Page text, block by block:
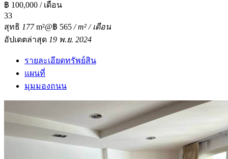
฿ 100,000 / เดือน
33
สุทธิ 177m²@฿ 565 / m² / เดือน
อัปเดตล่าสุด 19 พ.ย. 2024
รายละเอียดทรัพย์สิน
แผนที่
มุมมองถนน